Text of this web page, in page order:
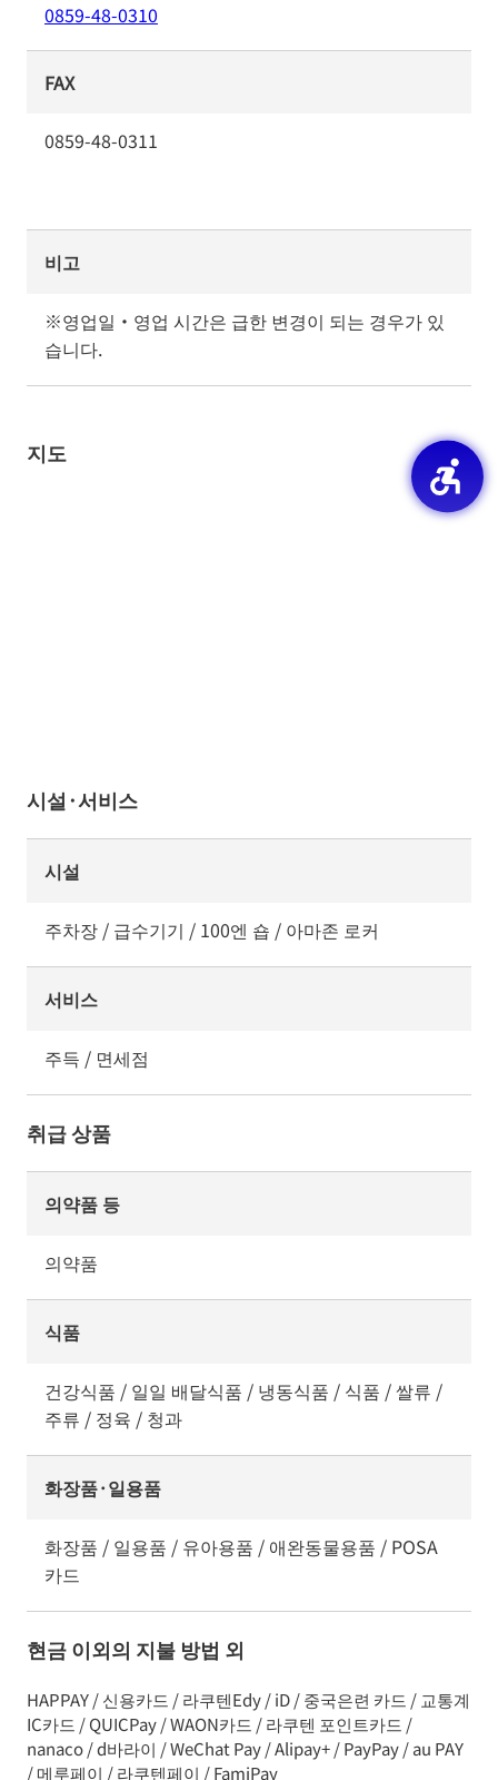
0859-48-0310
FAX
0859-48-0311
비고
※영업일・영업 시간은 급한 변경이 되는 경우가 있
습니다.
지도
시설·서비스
시설
주차장 / 급수기기 / 100엔 숍 / 아마존 로커
서비스
주득 / 면세점
취급 상품
의약품 등
의약품
식품
건강식품 / 일일 배달식품 / 냉동식품 / 식품 / 쌀류 /
주류 / 정육 / 청과
화장품·일용품
화장품 / 일용품 / 유아용품 / 애완동물용품 / POSA
카드
현금 이외의 지불 방법 외
HAPPAY / 신용카드 / 라쿠텐Edy / iD / 중국은련 카드 / 교통계
IC카드 / QUICPay / WAON카드 / 라쿠텐 포인트카드 /
nanaco / d바라이 / WeChat Pay / Alipay+ / PayPay / au PAY
/ 메루페이 / 라쿠텐페이 / FamiPay